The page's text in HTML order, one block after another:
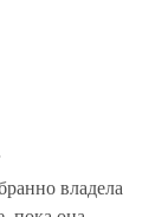
владела